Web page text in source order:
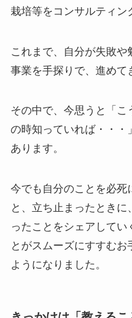
栽培等をコンサルティン
これまで、自分が失敗や
事業を手探りで、進めて
その中で、今思うと「こ
の時知っていれば・・・
あります。
今でも自分のことを必死
と、立ち止まったとき
ったことをシェアしてい
とがスムーズにすすむ
ようになりました。